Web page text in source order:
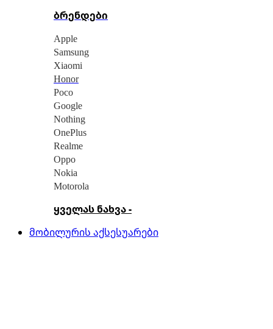
ბრენდები
Apple
Samsung
Xiaomi
Honor
Poco
Google
Nothing
OnePlus
Realme
Oppo
Nokia
Motorola
ყველას ნახვა -
მობილურის აქსესუარები